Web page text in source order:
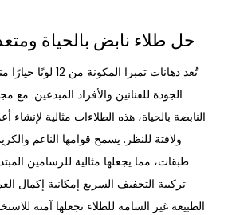
حل طلاء نابض بالحياة
تُعد دهانات تمبرا
الجودة للفنانين والأفراد المبدعين.
النابضة بالحياة، هذه الطلاءات مثالية لإنشاء
ولافتة للنظر. يسمح قوامها الناعم
طبقات، مما يجعلها مثالية للرسامين
تركيبة التجفيف السريع إمكانية إكمال
الطبيعة غير السامة للطلاء تجعلها آمنة